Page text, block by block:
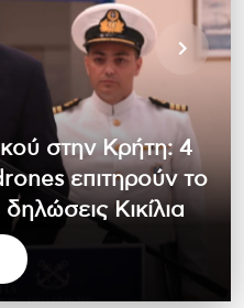
στην Κρήτη: 4
επιτηρούν το
Κικίλια